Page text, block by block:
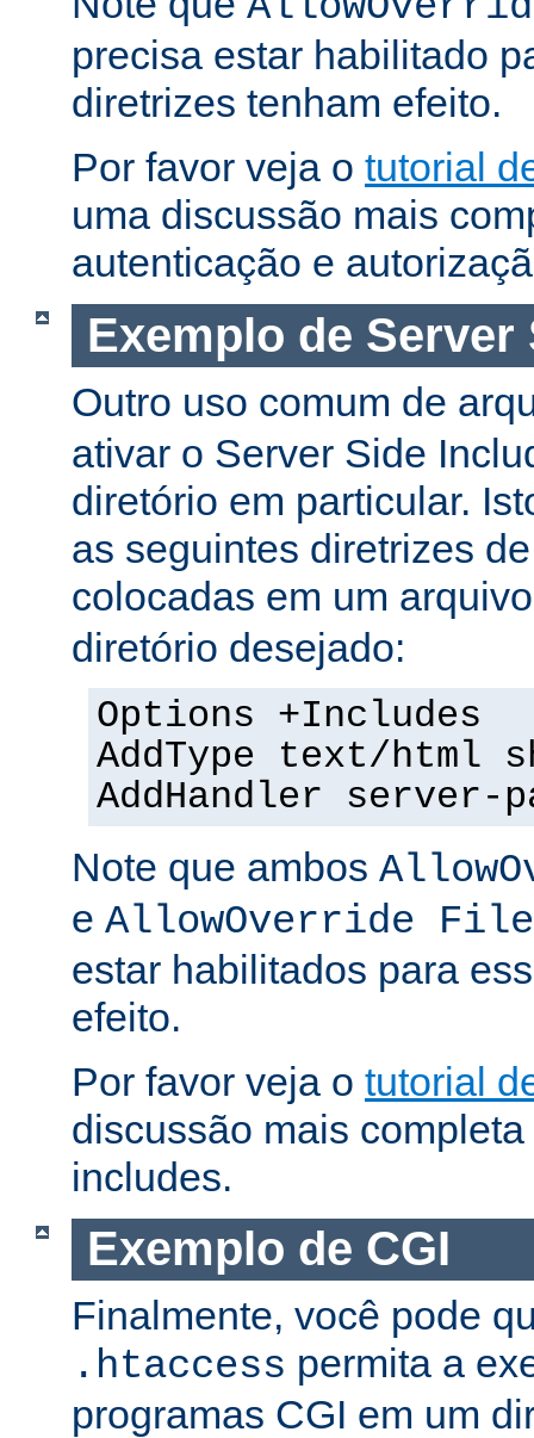
precisa estar habilitado
diretrizes tenham efeito.
Por favor veja o tutorial
uma discussão mais
autenticação e
Exemplo de Server
Outro uso comum de
ativar o Server Side
diretório em particular.
as seguintes diretrizes
colocadas em um
diretório desejado:
Options +Includes
AddType text/html
AddHandler server-
Note que ambos
e AllowOverride
estar habilitados para
efeito.
Por favor veja o tutorial
discussão mais
includes.
Exemplo de CGI
Finalmente, você pode
.htaccess permita a
programas CGI em um